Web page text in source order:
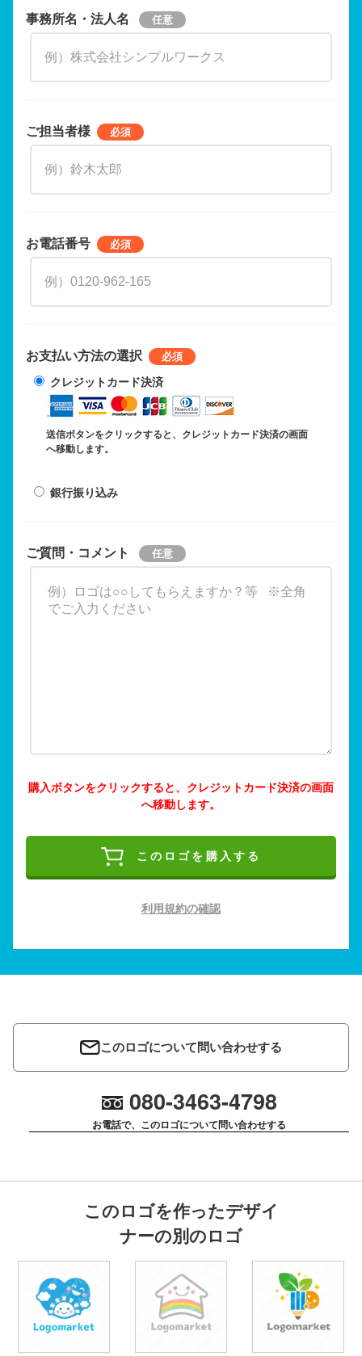
事務所名・法人名
ご担当者様
お電話番号
お支払い方法の選択
クレジットカード決済
送信ボタンをクリックすると、クレジットカード決済の画面
へ移動します。
銀行振り込み
ご質問・コメント
購入ボタンをクリックすると、クレジットカード決済の画面
へ移動します。
このロゴを購入する
利用規約の確認
このロゴについて問い合わせする
080-3463-4798
お電話で、このロゴについて問い合わせする
このロゴを作ったデザイ
ナーの別のロゴ